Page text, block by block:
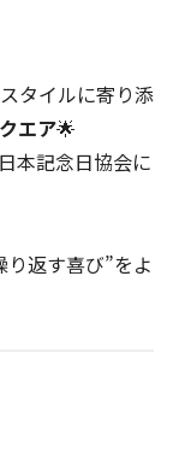
タイルに寄り添
エア🌟
本記念日協会に
返す喜び”をよ